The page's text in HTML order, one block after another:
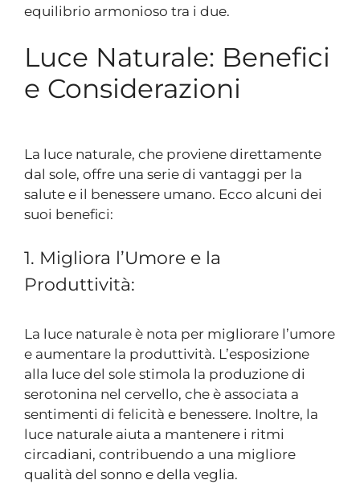
equilibrio armonioso tra i due.
Luce Naturale: Benefici
e Considerazioni
La luce naturale, che proviene direttamente
dal sole, offre una serie di vantaggi per la
salute e il benessere umano. Ecco alcuni dei
suoi benefici:
1. Migliora l’Umore e la
Produttività:
La luce naturale è nota per migliorare l’umore
e aumentare la produttività. L’esposizione
alla luce del sole stimola la produzione di
serotonina nel cervello, che è associata a
sentimenti di felicità e benessere. Inoltre, la
luce naturale aiuta a mantenere i ritmi
circadiani, contribuendo a una migliore
qualità del sonno e della veglia.